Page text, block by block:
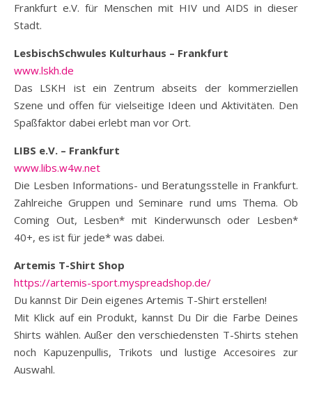
Frankfurt e.V. für Menschen mit HIV und AIDS in dieser
Stadt.
LesbischSchwules Kulturhaus – Frankfurt
www.lskh.de
Das LSKH ist ein Zentrum abseits der kommerziellen
Szene und offen für vielseitige Ideen und Aktivitäten. Den
Spaßfaktor dabei erlebt man vor Ort.
LIBS e.V. – Frankfurt
www.libs.w4w.net
Die Lesben Informations- und Beratungsstelle in Frankfurt.
Zahlreiche Gruppen und Seminare rund ums Thema. Ob
Coming Out, Lesben* mit Kinderwunsch oder Lesben*
40+, es ist für jede* was dabei.
Artemis T-Shirt Shop
https://artemis-sport.myspreadshop.de/
Du kannst Dir Dein eigenes Artemis T-Shirt erstellen!
Mit Klick auf ein Produkt, kannst Du Dir die Farbe Deines
Shirts wählen. Außer den verschiedensten T-Shirts stehen
noch Kapuzenpullis, Trikots und lustige Accesoires zur
Auswahl.